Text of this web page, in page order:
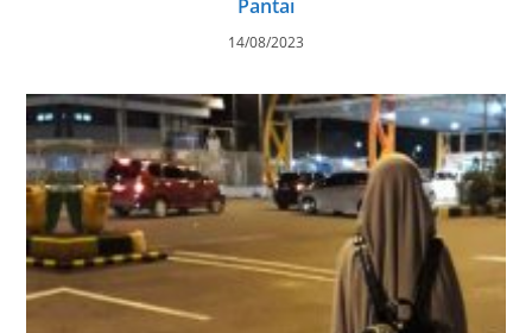
Pantai
14/08/2023